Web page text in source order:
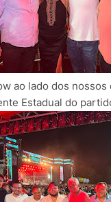
ao lado dos
Estadual do